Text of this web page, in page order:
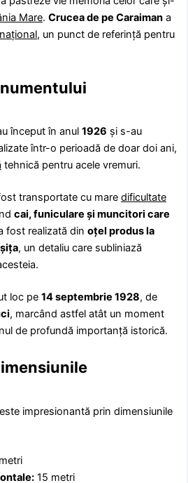
Mare. Crucea de pe Caraiman a
, un punct de referință pentru
început în anul 1926 și s-au
într-o perioadă de doar doi ani,
tehnică pentru acele vremuri.
transportate cu mare dificultate
cai, funiculare și muncitori care
fost realizată din oțel produs la
, un detaliu care subliniază
loc pe 14 septembrie 1928, de
, marcând astfel atât un moment
de profundă importanță istorică.
impresionantă prin dimensiunile
15 metri